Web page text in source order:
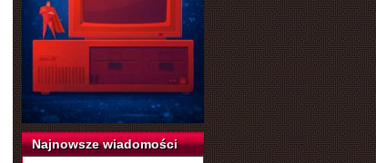
Najnowsze wiadomości